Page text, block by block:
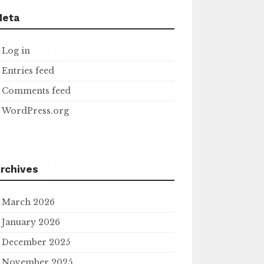
Log in
Entries feed
Comments feed
WordPress.org
March 2026
January 2026
December 2025